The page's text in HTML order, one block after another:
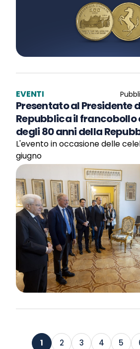
EVENTI
Presentato al Presidente
Repubblica il
degli 80 anni della
L'evento in occasione delle
giugno
1 2 3 4 5